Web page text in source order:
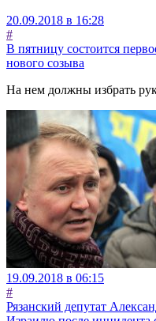
20.09.2018 в 16:28
#
В пятницу состоится
нового созыва
На нем должны избрать
19.09.2018 в 06:15
#
Рязанский депутат